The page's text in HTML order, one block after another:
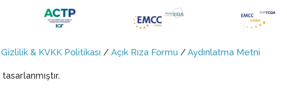
Gizlilik & KVKK Politikası / Açık Rıza Formu /Aydınlatma Metni